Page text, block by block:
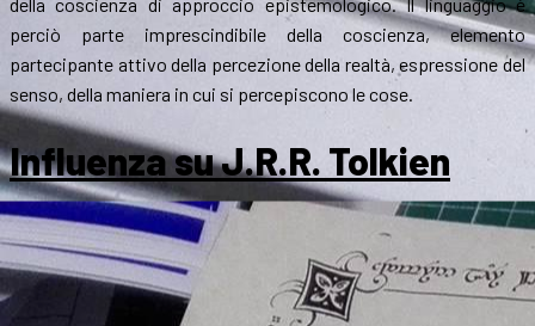
perciò parte imprescindibile della coscienza, elemento
partecipante attivo della percezione della realtà, espressione del
senso, della maniera in cui si percepiscono le cose.
Influenza su J.R.R. Tolkien